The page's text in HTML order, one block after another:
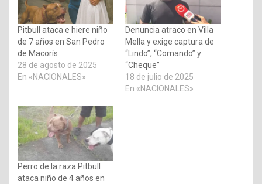
Pitbull ataca e hiere niño
de 7 años en San Pedro
de Macorís
28 de agosto de 2025
En «NACIONALES»
Denuncia atraco en Villa
Mella y exige captura de
“Lindo”, “Comando” y
“Cheque”
18 de julio de 2025
En «NACIONALES»
Perro de la raza Pitbull
ataca niño de 4 años en